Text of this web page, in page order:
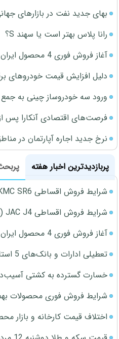
بهای جدید نفت در بازارهای
رانا پلاس بهتر است یا سهند S؟
آغاز فروش فوری 4 محصول ایران خودرو در نمایندگی‌ها
دلیل افزایش قیمت خودروهای
ورود سه خودروساز چینی به جمع 10 خودروساز برتر جهان
فرصت‌های اقتصادی آنکارا پس
نرخ جدید اجاره آپارتمان در
پربازدیدترین اخبار هفته
شرایط فروش اقساطی KMC SR6 کرمان موتور اعلام شد
شرایط فروش اقساطی JAC J4 (مرداد 1405)
آغاز فروش فوری 4 محصول ایران خودرو در نمایندگی‌ها
تعطیلی ادارات و بانک‌های 5 استان در روز چهارشنبه
خسارت گسترده به کشتی
شرایط فروش فوری محصولات بهمن
اختلاف قیمت کارخانه و بازار